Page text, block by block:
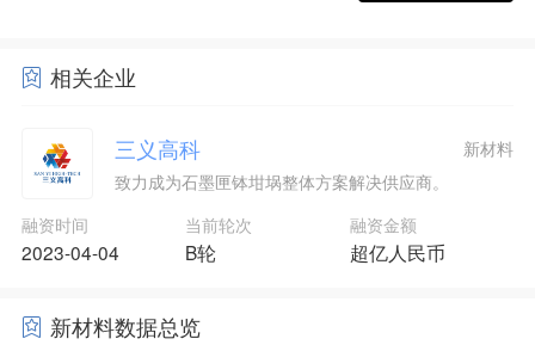
相关企业
三义高科
致力成为石墨匣钵坩埚整体方案解决供应商。
新材料
融资时间
2023-04-04
当前轮次
B轮
融资金额
超亿人民币
新材料数据总览